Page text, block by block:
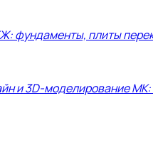
фундаменты, плиты
и 3D-моделирование МК: